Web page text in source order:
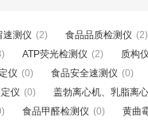
速测仪 (2) 食品品质检测仪 (2)
ATP荧光检测仪 (2)
质构
仪 (0) 食品安全速测仪 (0)
仪 (0)
盖勃离心机、乳脂离
食品甲醛检测仪 (0)
黄曲